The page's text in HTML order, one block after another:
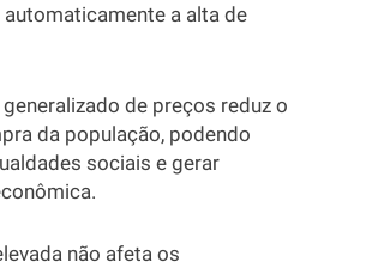
a alta de
de preços reduz o
da população, podendo
sociais e gerar
não afeta os